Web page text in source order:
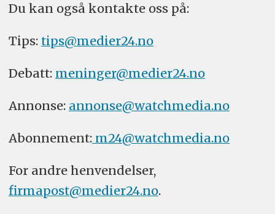
Du kan også kontakte oss på:
Tips: tips@medier24.no
Debatt: meninger@medier24.no
Annonse: annonse@watchmedia.no
Abonnement:m24@watchmedia.no
For andre henvendelser,
firmapost@medier24.no.